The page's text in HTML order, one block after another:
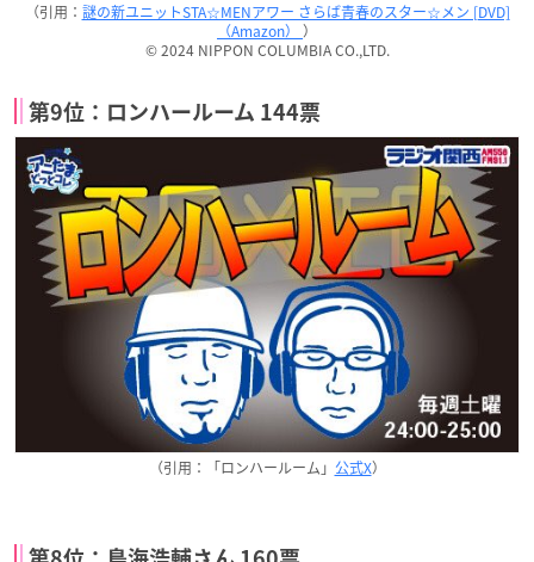
（引用： 謎の新ユニットSTA☆MENアワー さらば青春のスター☆メン [DVD]
（Amazon） ）
© 2024 NIPPON COLUMBIA CO.,LTD.
第9位：ロンハールーム 144票
（引用：「ロンハールーム」 公式X）